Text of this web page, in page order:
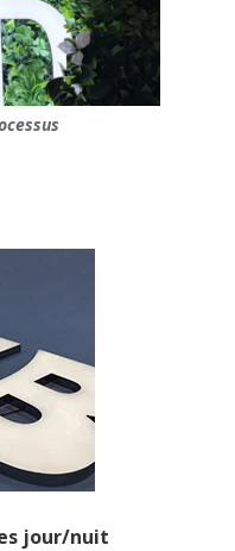
jour/nuit